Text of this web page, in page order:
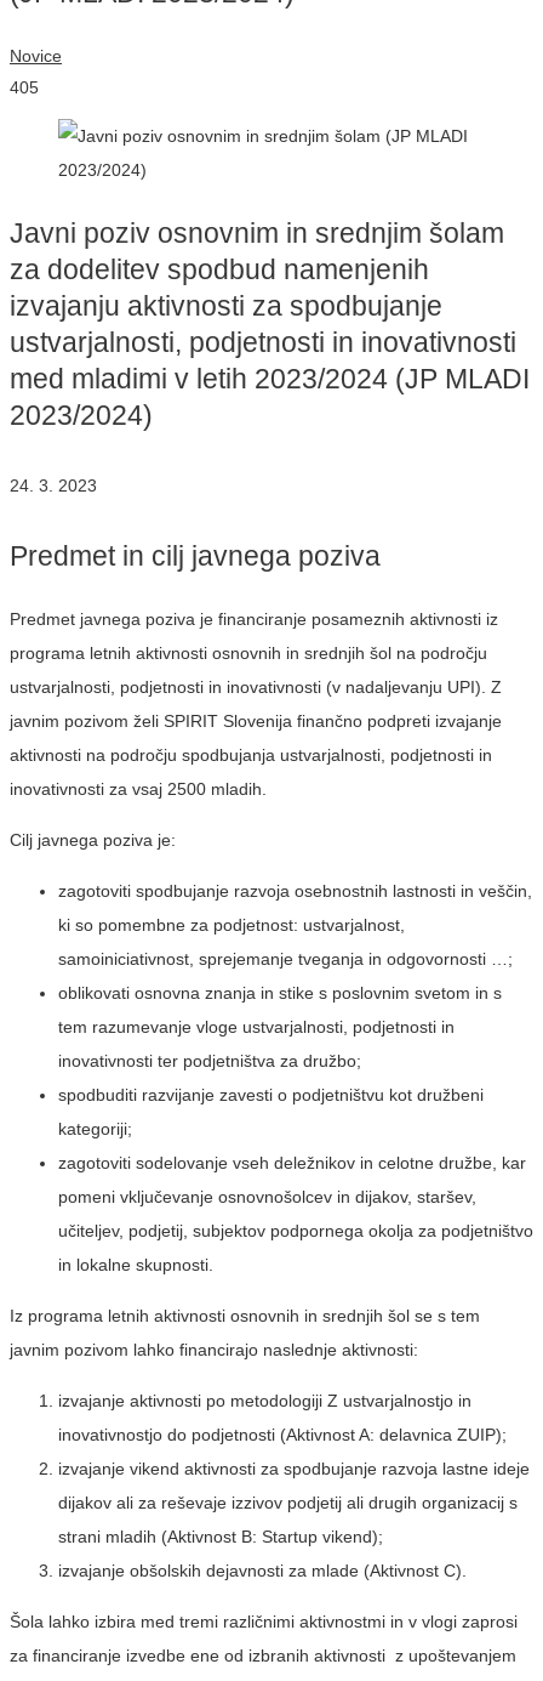
Novice
405
Javni poziv osnovnim in srednjim šolam
za dodelitev spodbud namenjenih
izvajanju aktivnosti za spodbujanje
ustvarjalnosti, podjetnosti in inovativnosti
med mladimi v letih 2023/2024 (JP MLADI
2023/2024)
24. 3. 2023
Predmet in cilj javnega poziva
Predmet javnega poziva je financiranje posameznih aktivnosti iz
programa letnih aktivnosti osnovnih in srednjih šol na področju
ustvarjalnosti, podjetnosti in inovativnosti (v nadaljevanju UPI). Z
javnim pozivom želi SPIRIT Slovenija finančno podpreti izvajanje
aktivnosti na področju spodbujanja ustvarjalnosti, podjetnosti in
inovativnosti za vsaj 2500 mladih.
Cilj javnega poziva je:
zagotoviti spodbujanje razvoja osebnostnih lastnosti in veščin,
ki so pomembne za podjetnost: ustvarjalnost,
samoiniciativnost, sprejemanje tveganja in odgovornosti …;
oblikovati osnovna znanja in stike s poslovnim svetom in s
tem razumevanje vloge ustvarjalnosti, podjetnosti in
inovativnosti ter podjetništva za družbo;
spodbuditi razvijanje zavesti o podjetništvu kot družbeni
kategoriji;
zagotoviti sodelovanje vseh deležnikov in celotne družbe, kar
pomeni vključevanje osnovnošolcev in dijakov, staršev,
učiteljev, podjetij, subjektov podpornega okolja za podjetništvo
in lokalne skupnosti.
Iz programa letnih aktivnosti osnovnih in srednjih šol se s tem
javnim pozivom lahko financirajo naslednje aktivnosti:
izvajanje aktivnosti po metodologiji Z ustvarjalnostjo in
inovativnostjo do podjetnosti (Aktivnost A: delavnica ZUIP);
izvajanje vikend aktivnosti za spodbujanje razvoja lastne ideje
dijakov ali za reševaje izzivov podjetij ali drugih organizacij s
strani mladih (Aktivnost B: Startup vikend);
izvajanje obšolskih dejavnosti za mlade (Aktivnost C).
Šola lahko izbira med tremi različnimi aktivnostmi in v vlogi zaprosi
za financiranje izvedbe ene od izbranih aktivnosti z upoštevanjem